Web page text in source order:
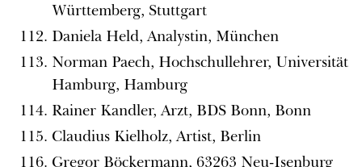
Württemberg, Stuttgart
Daniela Held, Analystin, München
Norman Paech, Hochschullehrer, Universität
Hamburg, Hamburg
Rainer Kandler, Arzt, BDS Bonn, Bonn
Claudius Kielholz, Artist, Berlin
Gregor Böckermann, 63263 Neu-Isenburg